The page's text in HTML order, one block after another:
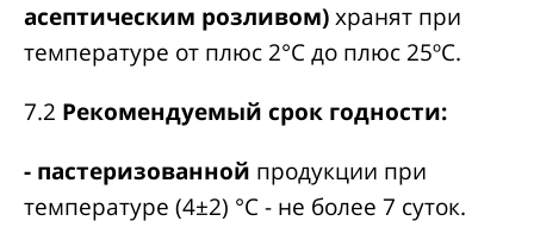
асептическим розливом)хранят при
температуре от плюс 2°С до плюс 25ºС.
7.2 Рекомендуемый срок годности:
- пастеризованной продукции при
температуре (4±2) °С - не более 7 суток.